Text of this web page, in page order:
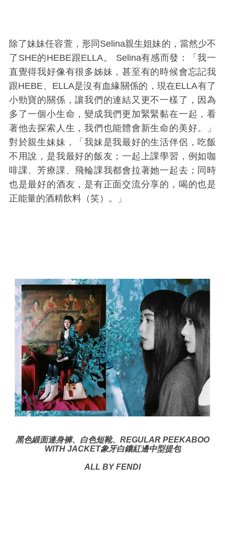
除了妹妹任容萱，形同Selina親生姐妹的，當然少不
了SHE的HEBE跟ELLA。 Selina有感而發：「我一
直覺得我好像有很多姊妹，甚至有的時候會忘記我
跟HEBE、ELLA是沒有血緣關係的，現在ELLA有了
小勁寶的關係，讓我們的連結又更不一樣了，因為
多了一個小生命，變成我們更加緊緊黏在一起，看
著他去探索人生，我們也能體會新生命的美好。」
對於親生妹妹，「我妹是我最好的生活伴侶，吃飯
不用說，是我最好的飯友；一起上課學習，例如咖
啡課、芳療課、飛輪課我都會拉著她一起去；同時
也是最好的酒友，是有正面交流分享的，喝的也是
正能量的酒精飲料（笑）。」
黑色緞面連身褲、 白色短靴、 REGULAR PEEKABOO
WITH JACKET象牙白鑲紅邊中型提包
ALL BY FENDI